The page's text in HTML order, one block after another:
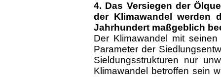
4. Das Versiegen der
der Klimawandel werden
Jahrhundert maßgeblich
Der Klimawandel mit
Parameter der
Sieldungsstrukturen nur
Klimawandel betroffen sein